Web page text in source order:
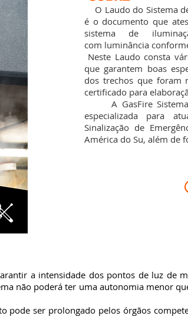
O Laudo do Sistema
é o documento que
sistema de
com luminância
Neste Laudo consta
que garantem boas
dos trechos que foram
certificado para
A GasFire Sistemas
especializada para
Sinalização de
América do Su, além de
a intensidade dos pontos de luz de
não poderá ter uma autonomia menor
ser prolongado pelos órgãos